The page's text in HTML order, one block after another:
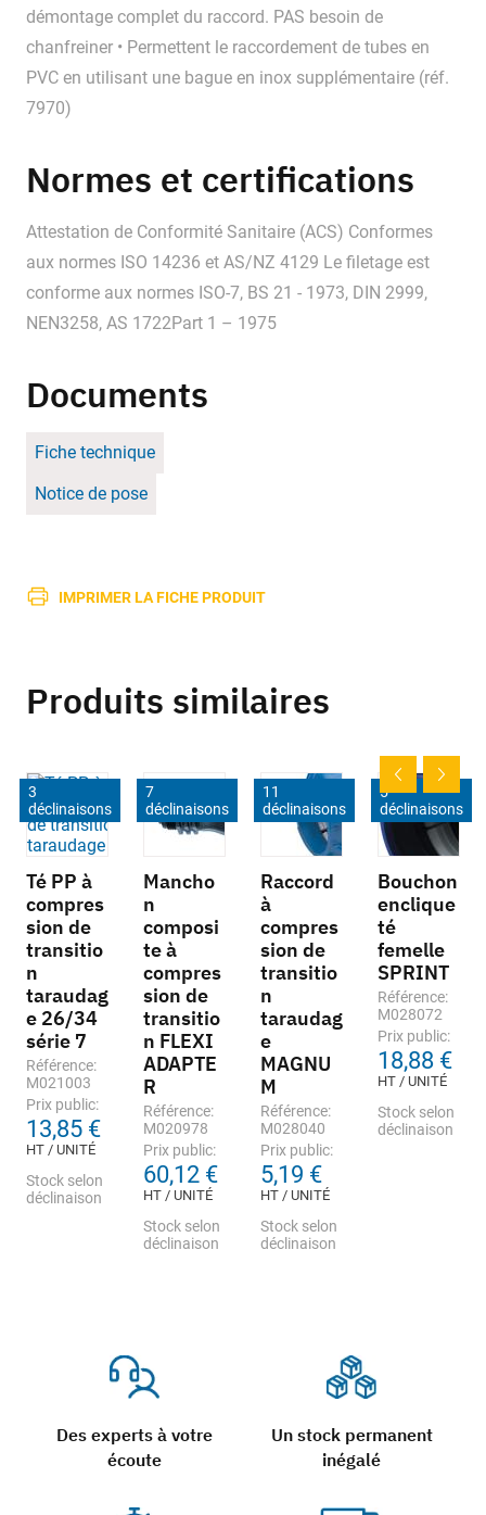
démontage complet du raccord. PAS besoin de
chanfreiner • Permettent le raccordement de tubes en
PVC en utilisant une bague en inox supplémentaire (réf.
7970)
Normes et certifications
Attestation de Conformité Sanitaire (ACS) Conformes
aux normes ISO 14236 et AS/NZ 4129 Le filetage est
conforme aux normes ISO-7, BS 21 - 1973, DIN 2999,
NEN3258, AS 1722Part 1 – 1975
Documents
Fiche technique
Notice de pose
IMPRIMER LA FICHE PRODUIT
Des experts à votre
écoute
Un stock permanent
inégalé
Produits similaires
3
déclinaisons
Té PP à
compres
sion de
transitio
n
taraudag
e 26/34
série 7
Référence:
M021003
Prix public:
13,85 €
HT / UNITÉ
Stock selon
déclinaison
7
déclinaisons
Mancho
n
composi
te à
compres
sion de
transitio
n FLEXI
ADAPTE
R
Référence:
M020978
Prix public:
60,12 €
HT / UNITÉ
Stock selon
déclinaison
11
déclinaisons
Raccord
à
compres
sion de
transitio
n
taraudag
e
MAGNU
M
Référence:
M028040
Prix public:
5,19 €
HT / UNITÉ
Stock selon
déclinaison
5
déclinaisons
Bouchon
enclique
té
femelle
SPRINT
Référence:
M028072
Prix public:
18,88 €
HT / UNITÉ
Stock selon
déclinaison